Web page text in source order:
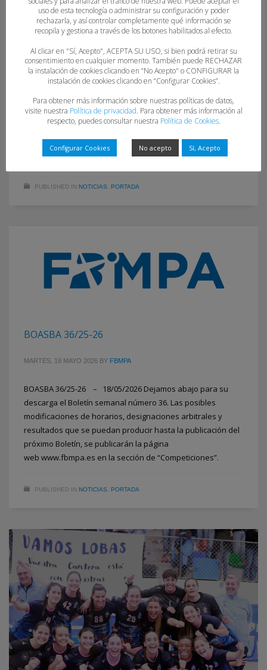
EL FILIAL DEL LOBAS GLOBAL ATAC OVIEDO
ASCIENDE A DIVISIÓN DE HONOR PLATA
MARTES, 26 MAYO 2026 BYFBMPA
El Lobas Global Atac ha hecho historia esta temporada
2025/2026 en la que ha cumplido cuatro décadas de vida.
Tras el brillante ascenso del primer equipo a la División de
Honor Élite (Liga Iberdrola), en esta ocasión su filial ha dado
el salto a la División de Honor Plata, la tercera categoría
nacional. Sin duda,
PUBLISHED IN NOTICIAS PORTADA
BOASBA 36/25-26
MARTES, 19 MAYO 2026 BY FBMPA
BOASBA 36/25-26 – 18/05/2026 Dejamos abajo para su
descarga el Boletín semanal número 36. Las posibles
modificaciones de horarios, designaciones arbitrales y
resultados que se puedan producir hasta la publicación del
próximo Boletín, se publicarán la página
web www.fbmpa.es en la sección de “Competiciones”.
PUBLISHED IN NOTICIAS PORTADA
uso de esta tecnología o administrar su configuración y poder
rechazarla, y así controlar completamente qué información se
recopila y gestiona a través de los botones habilitados al efecto.
Al clicar en "Sí, Acepto", ACEPTA SU USO, si bien podrá retirar su
consentimiento en cualquier momento. También puede RECHAZAR
la instalación de cookies clicando en “No Acepto" o CONFIGURAR la
instalación de cookies clicando en “Configurar Cookies”.
Para obtener más información sobre nuestras políticas de datos,
visite nuestra Política de privacidad. Para obtener más información al
respecto, puedes consultar nuestra Política de Cookies.
Configurar Cookies No acepto Sí, Acepto